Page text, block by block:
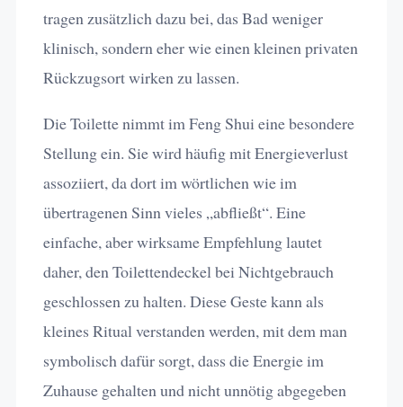
tragen zusätzlich dazu bei, das Bad weniger
klinisch, sondern eher wie einen kleinen privaten
Rückzugsort wirken zu lassen.
Die Toilette nimmt im Feng Shui eine besondere
Stellung ein. Sie wird häufig mit Energieverlust
assoziiert, da dort im wörtlichen wie im
übertragenen Sinn vieles „abfließt“. Eine
einfache, aber wirksame Empfehlung lautet
daher, den Toilettendeckel bei Nichtgebrauch
geschlossen zu halten. Diese Geste kann als
kleines Ritual verstanden werden, mit dem man
symbolisch dafür sorgt, dass die Energie im
Zuhause gehalten und nicht unnötig abgegeben